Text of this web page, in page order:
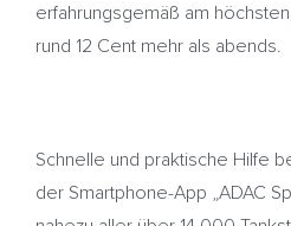
erfahrungsgemäß am
rund 12 Cent mehr als abends.
Schnelle und praktische Hilfe
der Smartphone-App „ADAC